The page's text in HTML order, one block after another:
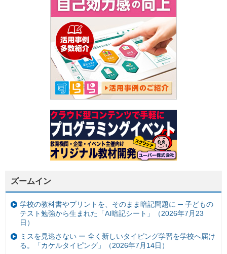
ズームイン
学校の教科書やプリントを、そのまま暗記問題に ─ 子どもの
テスト勉強から生まれた「AI暗記シート」（2026年7月23
日）
ミスを見逃さない ー 全く新しいタイピング学習を学校へ届け
る。「カケルタイピング」（2026年7月14日）